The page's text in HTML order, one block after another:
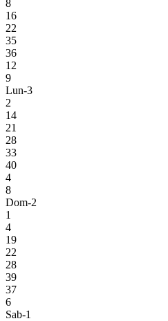
8
16
22
35
36
12
9
Lun-3
2
14
21
28
33
40
4
8
Dom-2
1
4
19
22
28
39
37
6
Sab-1